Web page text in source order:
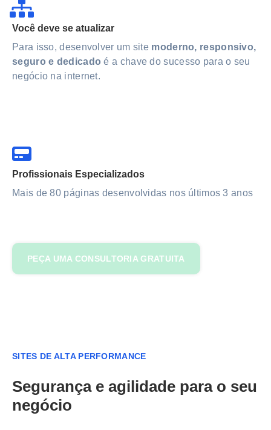
Você deve se atualizar
Para isso, desenvolver um site moderno, responsivo,
seguro e dedicado é a chave do sucesso para o seu
negócio na internet.
Profissionais Especializados
Mais de 80 páginas desenvolvidas nos últimos 3 anos
PEÇA UMA CONSULTORIA GRATUITA
SITES DE ALTA PERFORMANCE
Segurança e agilidade para o seu
negócio